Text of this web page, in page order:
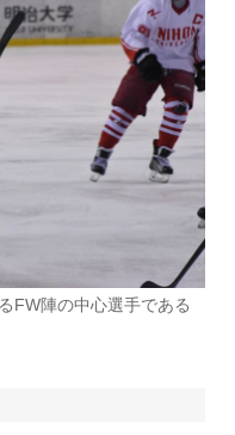
FW陣の中心選手である